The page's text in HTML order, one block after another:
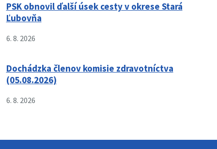
PSK obnovil ďalší úsek cesty v okrese Stará
Ľubovňa
6. 8. 2026
Dochádzka členov komisie zdravotníctva
(05.08.2026)
6. 8. 2026